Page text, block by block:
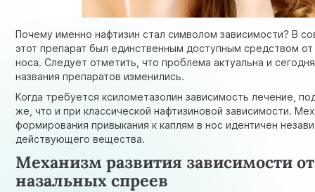
Почему именно нафтизин стал символом зависимости? В
этот препарат был единственным доступным средством
носа. Следует отметить, что проблема актуальна и
названия препаратов изменились.
Когда требуется ксилометазолин зависимость лечение,
же, что и при классической нафтизиновой зависимости.
формирования привыкания к каплям в нос идентичен
действующего вещества.
Механизм развития зависимости от
назальных спреев